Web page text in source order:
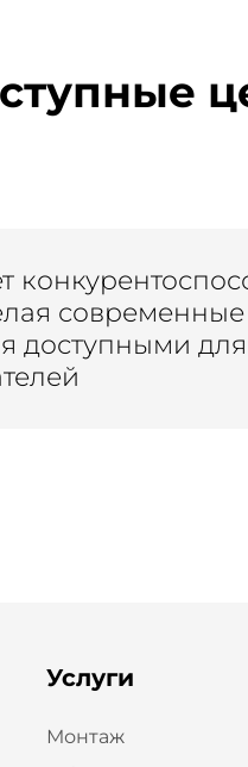
современные
доступными для
Услуги
Монтаж